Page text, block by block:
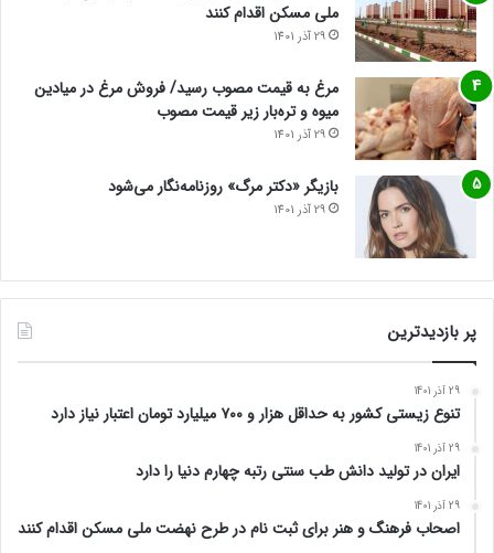
ملی مسکن اقدام کنند
29 آذر 1401
مرغ به قیمت مصوب رسید/ فروش مرغ در میادین
میوه و تره‌بار زیر قیمت مصوب
29 آذر 1401
بازیگر «دکتر مرگ» روزنامه‌نگار می‌شود
29 آذر 1401
پر بازدیدترین
29 آذر 1401
تنوع زیستی کشور به حداقل هزار و ۷۰۰ میلیارد تومان اعتبار نیاز دارد
29 آذر 1401
ایران در تولید دانش طب سنتی رتبه چهارم دنیا را دارد
29 آذر 1401
اصحاب فرهنگ و هنر برای ثبت نام در طرح نهضت ملی مسکن اقدام کنند